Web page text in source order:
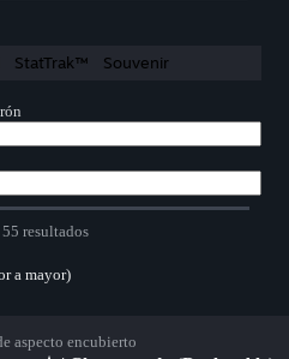
StatTrak™ Souvenir
resultados
a mayor)
aspecto encubierto